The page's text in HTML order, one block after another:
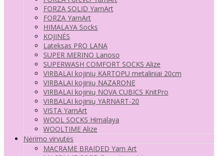
FORZA SOLID YarnArt
FORZA YarnArt
HIMALAYA Socks
KOJINĖS
Lateksas PRO LANA
SUPER MERINO Lanoso
SUPERWASH COMFORT SOCKS Alize
VIRBALAI kojinių KARTOPU metaliniai 20cm
VIRBALAI kojinių NAZARONE
VIRBALAI kojinių NOVA CUBICS KnitPro
VIRBALAI kojinių YARNART-20
VISTA YarnArt
WOOL SOCKS Himalaya
WOOLTIME Alize
Nėrimo virvutės
MACRAME BRAIDED Yarn Art